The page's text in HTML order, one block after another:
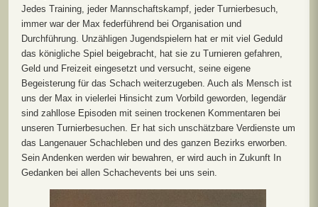
Jedes Training, jeder Mannschaftskampf, jeder Turnierbesuch,
immer war der Max federführend bei Organisation und
Durchführung. Unzähligen Jugendspielern hat er mit viel Geduld
das königliche Spiel beigebracht, hat sie zu Turnieren gefahren,
Geld und Freizeit eingesetzt und versucht, seine eigene
Begeisterung für das Schach weiterzugeben. Auch als Mensch ist
uns der Max in vielerlei Hinsicht zum Vorbild geworden, legendär
sind zahllose Episoden mit seinen trockenen Kommentaren bei
unseren Turnierbesuchen. Er hat sich unschätzbare Verdienste um
das Langenauer Schachleben und des ganzen Bezirks erworben.
Sein Andenken werden wir bewahren, er wird auch in Zukunft In
Gedanken bei allen Schachevents bei uns sein.